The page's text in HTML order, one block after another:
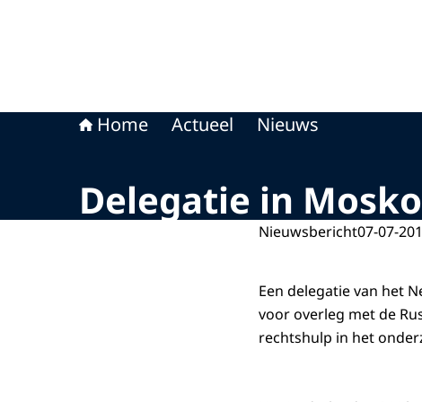
Home Actueel Nieuws
Delegatie in
Nieuwsbericht07-07-
Een delegatie van het
voor overleg met de
rechtshulp in het